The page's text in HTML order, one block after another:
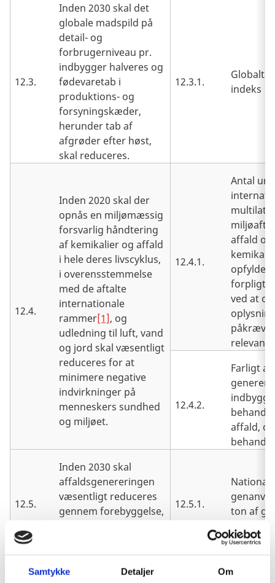
Samtykke Detaljer Om
12.3.
Inden 2030 skal det
globale madspild på
detail- og
forbrugerniveau pr.
indbygger halveres og
fødevaretab i
produktions- og
forsyningskæder,
herunder tab af
afgrøder efter høst,
skal reduceres.
12.3.1.
Globalt
indeks
12.4.
Inden 2020 skal der
opnås en miljømæssig
forsvarlig håndtering
af kemikalier og affald
i hele deres livscyklus,
i overensstemmelse
med de aftalte
internationale
rammer[1], og
udledning til luft, vand
og jord skal væsentligt
reduceres for at
minimere negative
indvirkninger på
menneskers sundhed
og miljøet.
12.4.1.
Antal
affald
opfylder
ved at
relevant
12.4.2.
Farligt
affald,
12.5.
Inden 2030 skal
affaldsgenereringen
væsentligt reduceres
gennem forebyggelse,
12.5.1.
National
ton af
materiale
Virksomheder, især